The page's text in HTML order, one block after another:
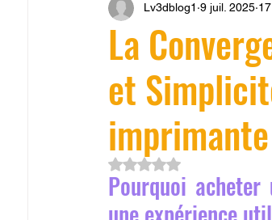
CONCESSION LV3D JEU LV3D
SCANNER 3D Formation à
filament 3D Refaire
Entretien imprimante 3D
La
et
Lv3dblog1 9 juil. 2025
Noté NaN étoiles sur 5.
Pourquoi